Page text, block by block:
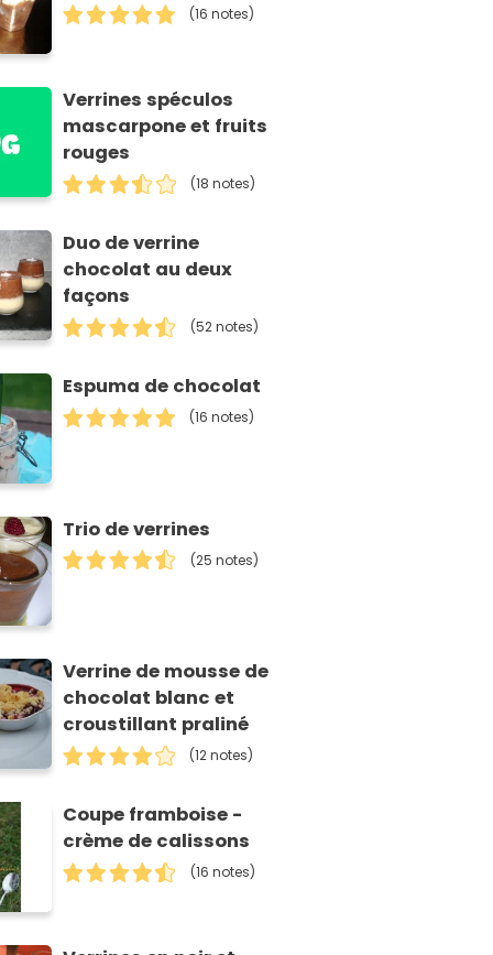
(16 notes)
Verrines spéculos
mascarpone et fruits
rouges
(18 notes)
Duo de verrine
chocolat au deux
façons
(52 notes)
Espuma de chocolat
(16 notes)
Trio de verrines
(25 notes)
Verrine de mousse de
chocolat blanc et
croustillant praliné
(12 notes)
Coupe framboise -
crème de calissons
(16 notes)